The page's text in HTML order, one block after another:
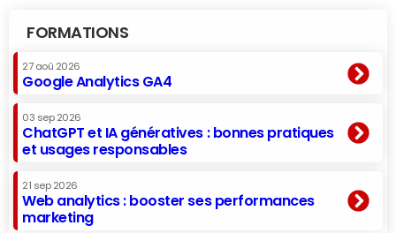
FORMATIONS
27 aoû 2026
Google Analytics GA4
03 sep 2026
ChatGPT et IA génératives : bonnes pratiques
et usages responsables
21 sep 2026
Web analytics : booster ses performances
marketing